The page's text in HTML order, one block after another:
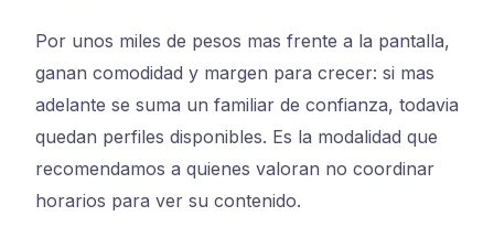
Por unos miles de pesos mas frente a la pantalla,
ganan comodidad y margen para crecer: si mas
adelante se suma un familiar de confianza, todavia
quedan perfiles disponibles. Es la modalidad que
recomendamos a quienes valoran no coordinar
horarios para ver su contenido.